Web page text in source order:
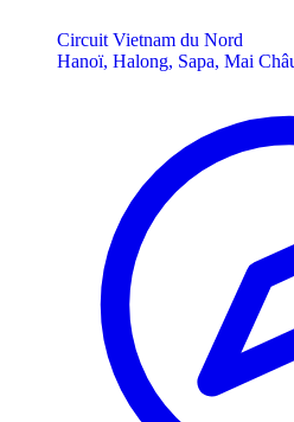
Circuit Vietnam du Nord
Hanoï, Halong, Sapa, Mai